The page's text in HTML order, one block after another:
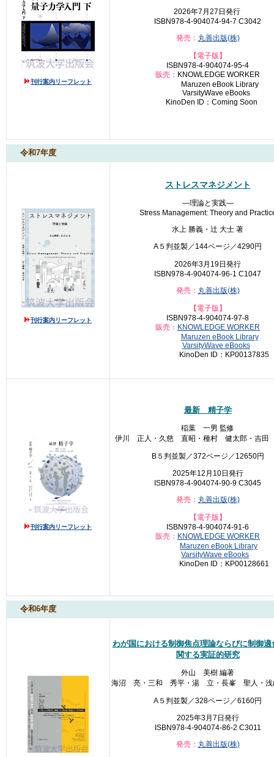
刊行案内リーフレット
2026年7月27日発行
ISBN978-4-904074-94-7 C3042
発売： 丸善出版(株)
【電子版】
ISBN978-4-904074-95-4
販売： KNOWLEDGE WORKER
Maruzen eBook Library
VarsityWave eBooks
KinoDen ID：Coming Soon
令和7年度
刊行案内リーフレット
ストレスマネジメント
―理論と実践―
Stress Management: Theory and
水上 勝義・辻󠄀 大士 著
A５判並製／144ページ／4290円
2026年3月19日発行
ISBN978-4-904074-96-1 C1047
発売： 丸善出版(株)
【電子版】
ISBN978-4-904074-97-8
販売： KNOWLEDGE WORKER
Maruzen eBook Library
VarsityWave eBooks
KinoDen ID：KP00137835
刊行案内リーフレット
最新 精子学
稲葉 一男 監修
伊川 正人・久慈 直昭・種村 健太郎・吉田
B５判並製／372ページ／12650円
2025年12月10日発行
ISBN978-4-904074-90-9 C3045
発売： 丸善出版(株)
【電子版】
ISBN978-4-904074-91-6
販売： KNOWLEDGE WORKER
Maruzen eBook Library
VarsityWave eBooks
KinoDen ID： KP00128661
令和6年度
わが国における制御焦点理論ならびに制御適
関する実証的研究
外山 美樹 編著
海沼 亮・三和 秀平・湯 立・長峯 聖人・
A５判並製／328ページ／6160円
2025年3月7日発行
ISBN978-4-904074-86-2 C3011
発売： 丸善出版(株)